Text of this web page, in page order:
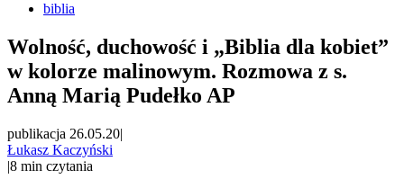
biblia
Wolność, duchowość i „Biblia dla kobiet”
w kolorze malinowym. Rozmowa z s.
Anną Marią Pudełko AP
publikacja 26.05.20|
Łukasz Kaczyński
|8 min czytania